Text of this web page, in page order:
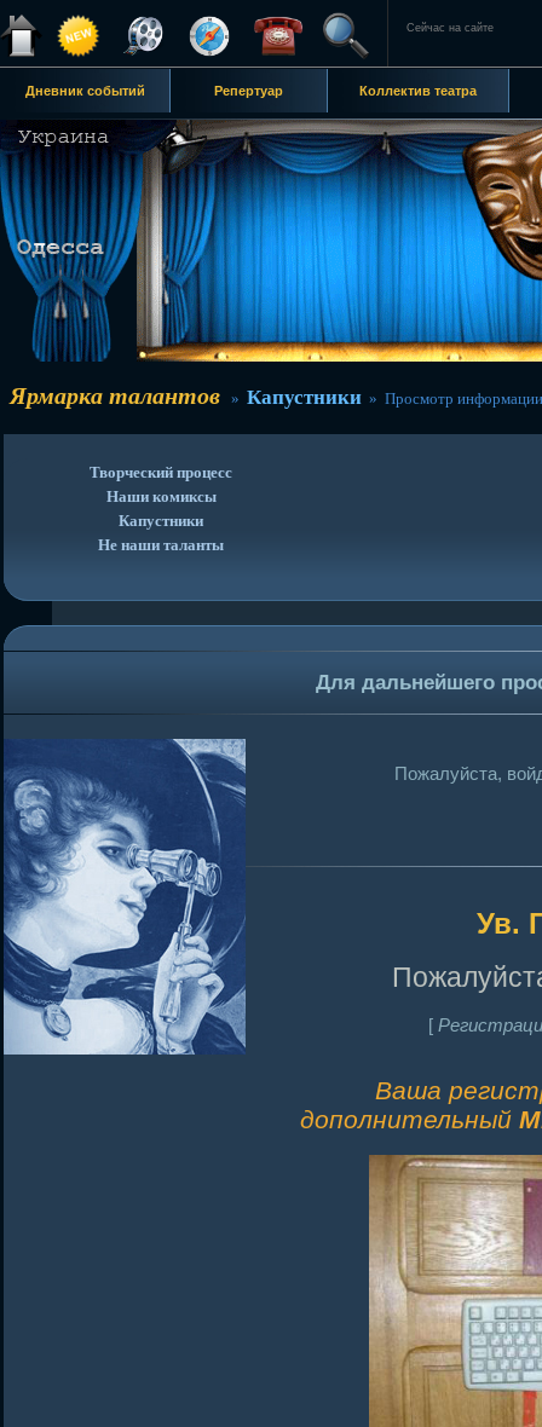
Сейчас на сайте
Дневник событий Репертуар Коллектив театра
Ярмарка талантов » Капустники » Просмотр
Творческий процесс
Наши комиксы
Капустники
Не наши таланты
Для дальнейшего
Пожалуйста,
Ув.
[
Ваша
дополнительный